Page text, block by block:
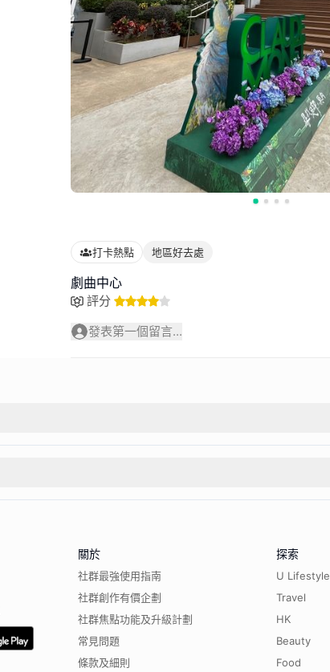
打卡熱點 地區好去處
劇曲中心
評分
發表第一個留言...
關於
社群最強使用指南
社群創作有價企劃
社群焦點功能及升級計劃
常見問題
條款及細則
探索
U Lifestyle
Travel
HK
Beauty
Food